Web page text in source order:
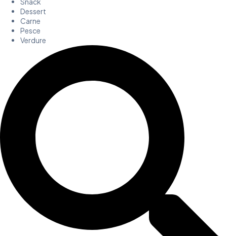
Dessert
Carne
Pesce
Verdure